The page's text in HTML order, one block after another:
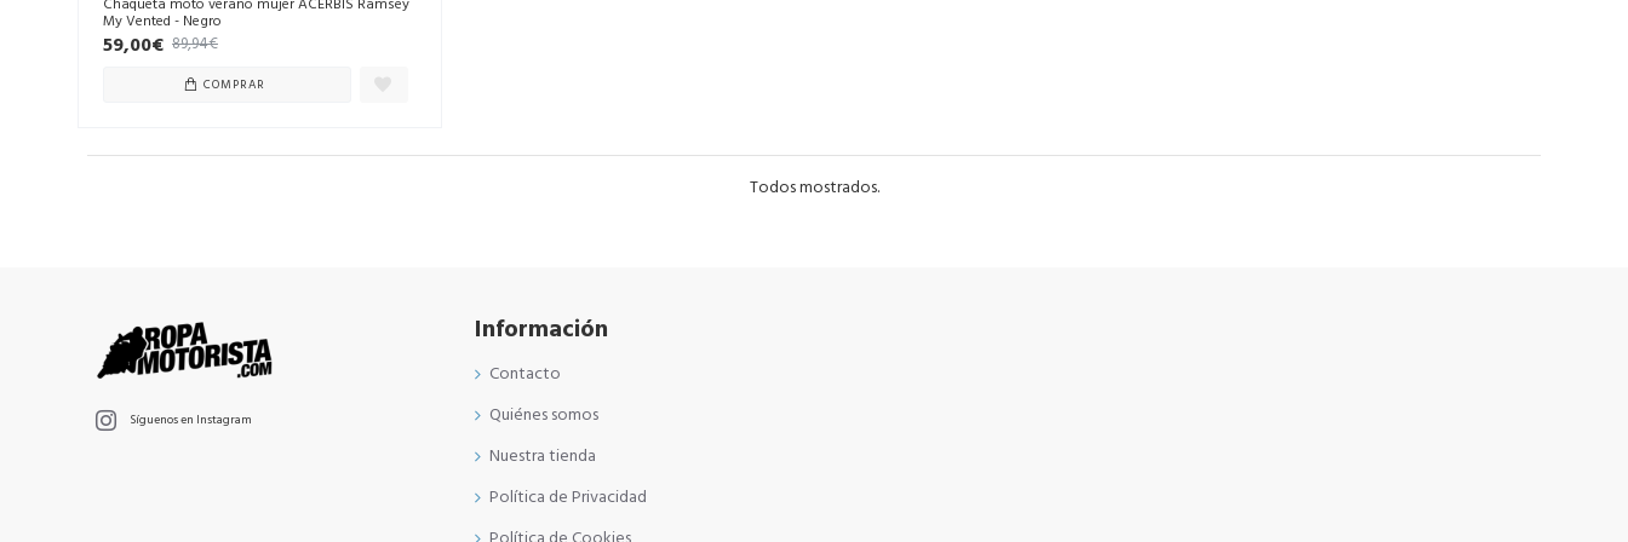
Chaqueta moto verano mujer ACERBIS Ramsey
My Vented - Negro
59,00€ 89,94€
COMPRAR
Todos mostrados.
Síguenos en Instagram
Información
Contacto
Quiénes somos
Nuestra tienda
Política de Privacidad